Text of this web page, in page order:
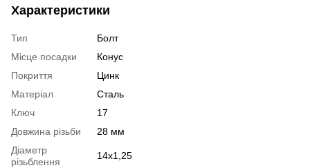
Характеристики
Тип
Болт
Місце посадки
Конус
Покриття
Цинк
Матеріал
Сталь
Ключ
17
Довжина різьби
28 мм
Діаметр
різьблення
14x1,25